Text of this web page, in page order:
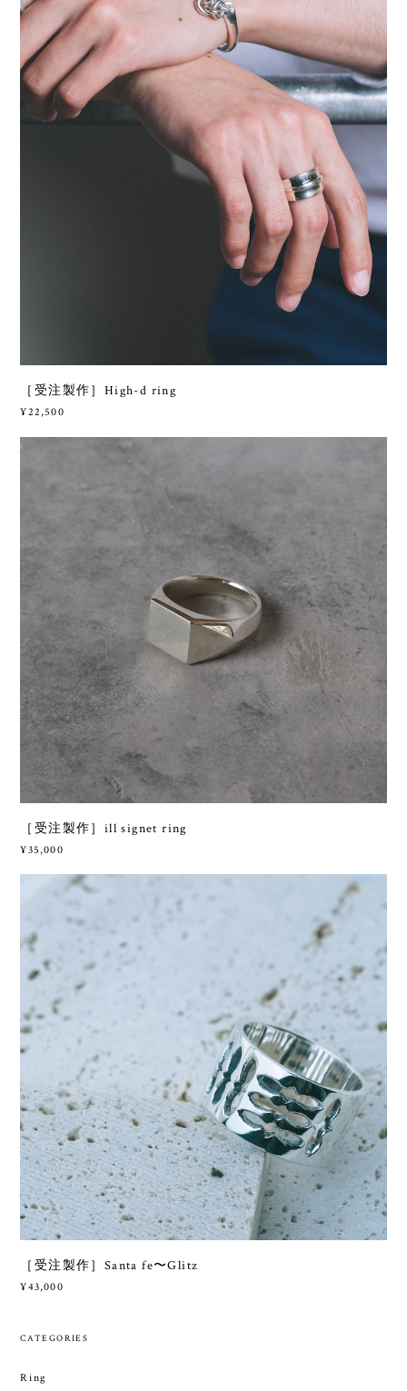
［受注製作］High-d ring
¥22,500
［受注製作］ill signet ring
¥35,000
［受注製作］Santa fe〜Glitz
¥43,000
CATEGORIES
Ring